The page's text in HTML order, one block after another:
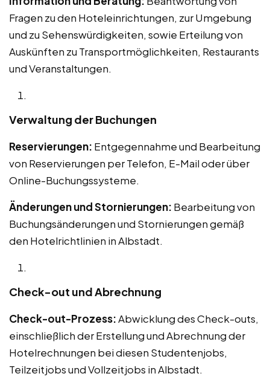
Fragen zu den Hoteleinrichtungen, zur Umgebung
und zu Sehenswürdigkeiten, sowie Erteilung von
Auskünften zu Transportmöglichkeiten, Restaurants
und Veranstaltungen.
Verwaltung der Buchungen
Reservierungen: Entgegennahme und Bearbeitung
von Reservierungen per Telefon, E-Mail oder über
Online-Buchungssysteme.
Änderungen und Stornierungen: Bearbeitung von
Buchungsänderungen und Stornierungen gemäß
den Hotelrichtlinien in Albstadt.
Check-out und Abrechnung
Check-out-Prozess:Abwicklung des Check-outs,
einschließlich der Erstellung und Abrechnung der
Hotelrechnungen bei diesen Studentenjobs,
Teilzeitjobs und Vollzeitjobs in Albstadt.